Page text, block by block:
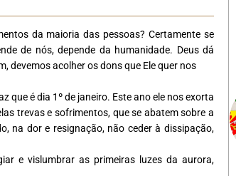
da maioria das pessoas? Certamente se
de nós,depende da humanidade. Deus dá
devemos acolher os dons que Ele quer nos
que é dia 1º de janeiro. Este ano ele nos exorta
trevas e sofrimentos, que se abatem sobre a
na dor e resignação, não ceder à dissipação,
e vislumbrar as primeiras luzes da aurora,